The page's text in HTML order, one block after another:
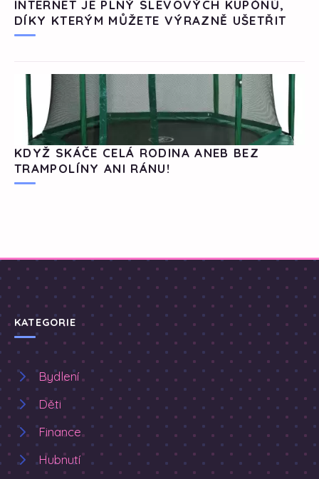
INTERNET JE PLNÝ SLEVOVÝCH KUPÓNŮ,
DÍKY KTERÝM MŮŽETE VÝRAZNĚ UŠETŘIT
KDYŽ SKÁČE CELÁ RODINA ANEB BEZ
TRAMPOLÍNY ANI RÁNU!
KATEGORIE
Bydlení
Děti
Finance
Hubnutí